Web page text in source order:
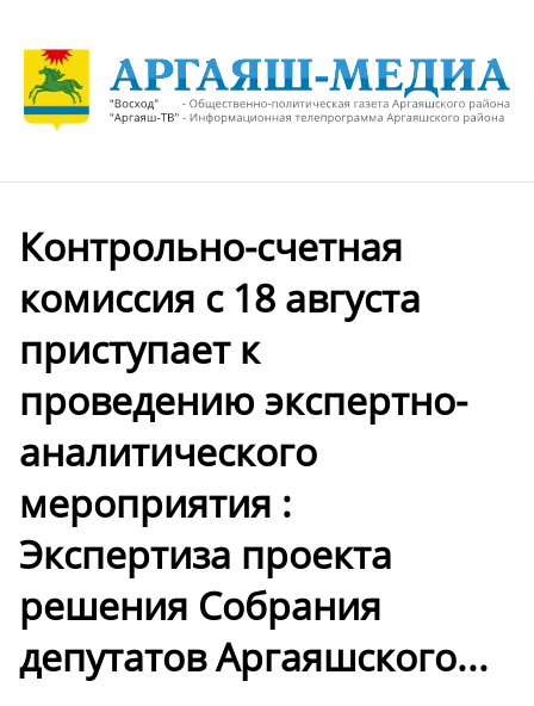
Контрольно-счетная
комиссия с 18 августа
приступает к
проведению экспертно-
аналитического
мероприятия :
Экспертиза проекта
решения Собрания
депутатов Аргаяшского...